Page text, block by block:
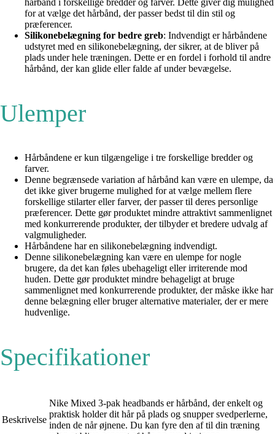
for at vælge det hårbånd, der passer bedst til din stil og
præferencer.
Silikonebelægning for bedre greb: Indvendigt er hårbåndene
udstyret med en silikonebelægning, der sikrer, at de bliver på
plads under hele træningen. Dette er en fordel i forhold til andre
hårbånd, der kan glide eller falde af under bevægelse.
Ulemper
Hårbåndene er kun tilgængelige i tre forskellige bredder og
farver.
Denne begrænsede variation af hårbånd kan være en ulempe, da
det ikke giver brugerne mulighed for at vælge mellem flere
forskellige stilarter eller farver, der passer til deres personlige
præferencer. Dette gør produktet mindre attraktivt sammenlignet
med konkurrerende produkter, der tilbyder et bredere udvalg af
valgmuligheder.
Hårbåndene har en silikonebelægning indvendigt.
Denne silikonebelægning kan være en ulempe for nogle
brugere, da det kan føles ubehageligt eller irriterende mod
huden. Dette gør produktet mindre behageligt at bruge
sammenlignet med konkurrerende produkter, der måske ikke har
denne belægning eller bruger alternative materialer, der er mere
hudvenlige.
Specifikationer
Beskrivelse
Nike Mixed 3-pak headbands er hårbånd, der enkelt og
praktisk holder dit hår på plads og snupper svedperlerne,
inden de når øjnene. Du kan fyre den af til din træning